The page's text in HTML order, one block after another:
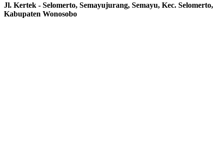
Jl. Kertek - Selomerto, Semayujurang, Semayu, Kec. Selomerto,
Kabupaten Wonosobo